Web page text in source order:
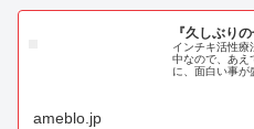
『久しぶり
インチキ活性療
中なので、あ
に、面白い事
ameblo.jp